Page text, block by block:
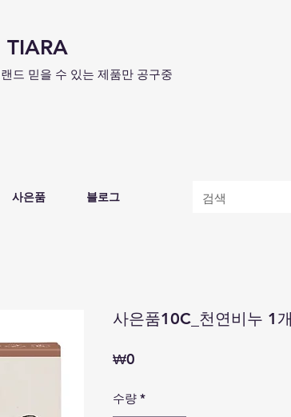
TIARA
드 믿을 수 있는 제품만 공구중
사은품 블로그
사은품10C_천연비누 1개
₩0
수량 *